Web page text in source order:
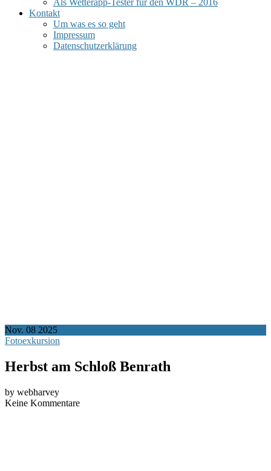
Als Wetterapp-Tester für den WDR – 2016
Kontakt
Um was es so geht
Impressum
Datenschutzerklärung
Nov. 08 2025
Fotoexkursion
Herbst am Schloß Benrath
by webharvey
Keine Kommentare